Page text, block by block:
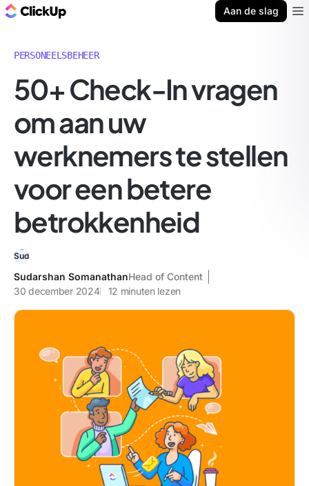
Aan de slag
PERSONEELSBEHEER
50+ Check-In vragen
om aan uw
werknemers te stellen
voor een betere
betrokkenheid
Sudarshan SomanathanHead of Content
30 december 2024
12 minuten lezen